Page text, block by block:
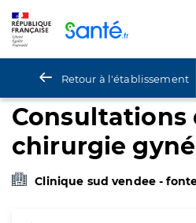
Retour à l'établissement
Consultations
chirurgie
Clinique sud vendee -